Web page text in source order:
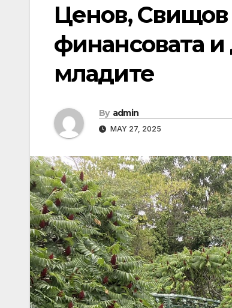
Ценов, Свищов
финансовата и
младите
By admin
MAY 27, 2025